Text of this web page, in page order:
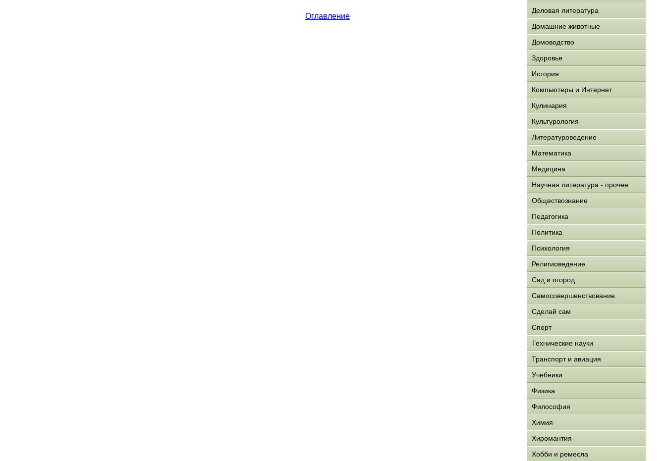
Оглавление
Деловая литература
Домашние животные
Домоводство
Здоровье
История
Компьютеры и Интернет
Кулинария
Культурология
Литературоведение
Математика
Медицина
Научная литература - прочее
Обществознание
Педагогика
Политика
Психология
Религиоведение
Сад и огород
Самосовершенствование
Сделай сам
Спорт
Технические науки
Транспорт и авиация
Учебники
Физика
Философия
Химия
Хиромантия
Хобби и ремесла